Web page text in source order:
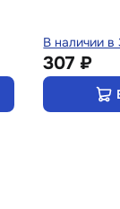
В наличии в
307 ₽